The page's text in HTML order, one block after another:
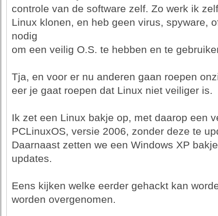
controle van de software zelf. Zo werk ik
Linux klonen, en heb geen virus, spyware,
nodig
om een veilig O.S. te hebben en te
Tja, en voor er nu anderen gaan roepen
eer je gaat roepen dat Linux niet veiliger is.
Ik zet een Linux bakje op, met daarop een
PCLinuxOS, versie 2006, zonder deze te
Daarnaast zetten we een Windows XP
updates.
Eens kijken welke eerder gehackt kan
worden overgenomen.